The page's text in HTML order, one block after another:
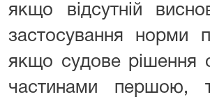
якщо відсутній
застосування норми
якщо судове рішення
частинами першою,